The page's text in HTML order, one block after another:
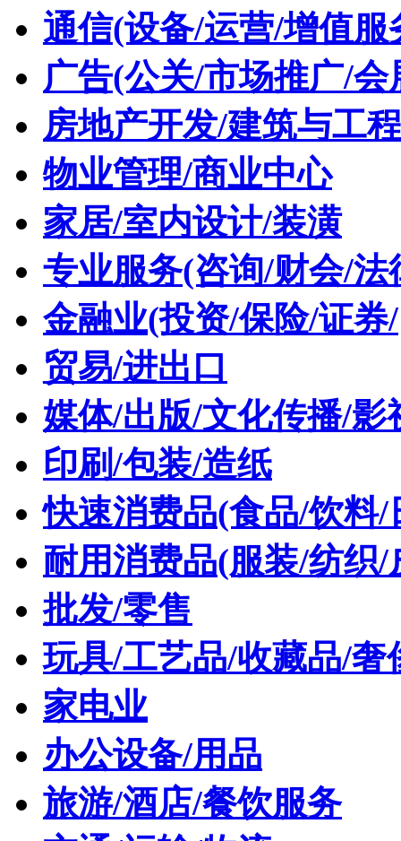
通信(设备/运营/增值服
广告(公关/市场推广/会
房地产开发/建筑与工程
物业管理/商业中心
家居/室内设计/装潢
专业服务(咨询/财会/法
金融业(投资/保险/证券/
贸易/进出口
媒体/出版/文化传播/影
印刷/包装/造纸
快速消费品(食品/饮料/
耐用消费品(服装/纺织/
批发/零售
玩具/工艺品/收藏品/奢
家电业
办公设备/用品
旅游/酒店/餐饮服务